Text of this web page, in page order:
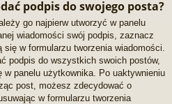
podpis do swojego posta?
go najpierw utworzyć w panelu
wiadomości swój podpis, zaznacz
się w formularzu tworzenia wiadomości.
podpis do wszystkich swoich postów,
w panelu użytkownika. Po uaktywnieniu
post, możesz zdecydować o
w formularzu tworzenia